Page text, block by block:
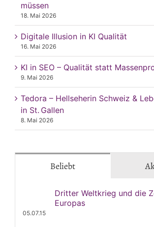
müssen
18. Mai 2026
Digitale Illusion in KI Qualität
16. Mai 2026
KI in SEO – Qualität statt
9. Mai 2026
Tedora – Hellseherin Schweiz &
in St. Gallen
8. Mai 2026
Beliebt
Dritter Weltkrieg und die
Europas
05.07.15